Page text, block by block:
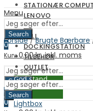
Search
0
0
STATIONÆR
LENOVO
HP
DELL
DOCKINGSTATION
TILBEHØR
OUTLET
Search
Menu
Search
0
Kurv 0.00kr. inkl. moms
Forside/Brugte Bærbare
God stand
Lightbox